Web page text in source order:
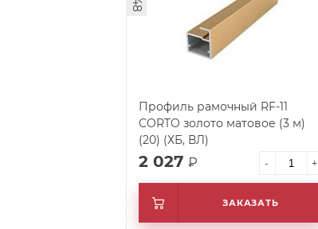
Профиль рамочный RF-11
CORTO золото матовое (3 м)
(20) (ХБ, ВЛ)
2 027 ₽ - +
ЗАКАЗАТЬ